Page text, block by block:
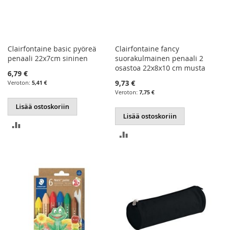
Clairfontaine basic pyöreä
penaali 22x7cm sininen
6,79 €
5,41 €
Lisää ostoskoriin
Clairfontaine fancy
suorakulmainen penaali 2
osastoa 22x8x10 cm musta
9,73 €
7,75 €
Lisää ostoskoriin